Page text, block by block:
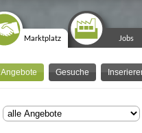
Marktplatz Jobs
Angebote Gesuche